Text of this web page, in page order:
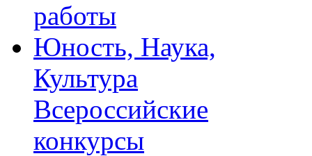
работы
Юность, Наука,
Культура
Всероссийские
конкурсы